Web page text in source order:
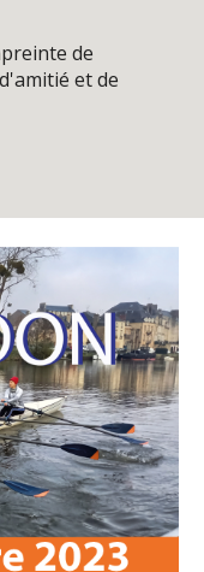
de
et de